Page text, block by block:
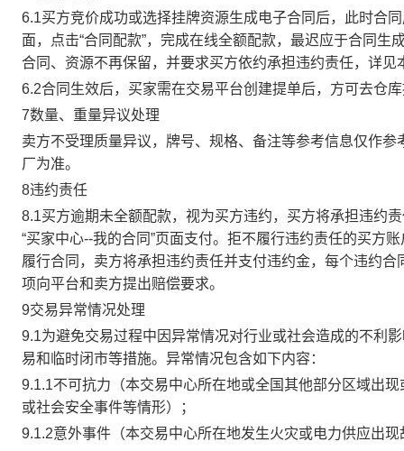
6.1买方竞价成功或选择挂牌资源生成电子合同后，此时合
面，点击“合同配款”，完成在线全额配款，最迟应于合同
合同、资源不再保留，并要求买方依约承担违约责任，详见
6.2合同生效后，买家需在交易平台创建提单后，方可去仓
7数量、重量异议处理
卖方不受理质量异议，牌号、规格、备注等参考信息仅作
厂为准。
8违约责任
8.1买方逾期未全额配款，视为买方违约，买方将承担违约
“买家中心--我的合同”页面支付。拒不履行违约责任的买方
履行合同，卖方将承担违约责任并支付违约金，每个违约
项向平台和卖方提出赔偿要求。
9交易异常情况处理
9.1为避免交易过程中因异常情况对行业或社会造成的不利
易和临时闭市等措施。异常情况包含如下内容：
9.1.1不可抗力（本交易中心所在地或全国其他部分区域出
或社会安全事件等情形）；
9.1.2意外事件（本交易中心所在地发生火灾或电力供应出